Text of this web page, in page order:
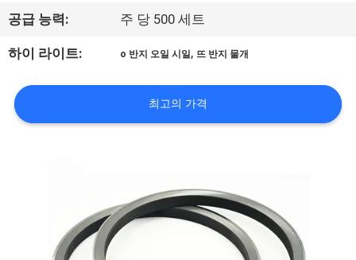
장
여
행
공급 능력: 주 당 500 세트
하이 라이트: o 반지 오일 시일, 뜨 반지 물개
최고의 가격